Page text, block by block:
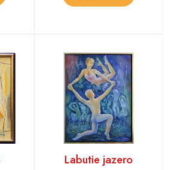
Labutie jazero